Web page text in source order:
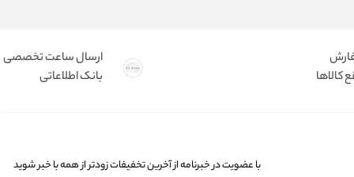
کالاها
ارسال ساعت تخصصی
بانک اطلاعاتی
با عضویت در خبرنامه از آخرین تخفیفات زودتر از همه با خبر شوید